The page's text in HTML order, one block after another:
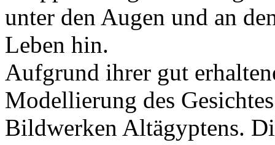
unter den Augen und an
Leben hin.
Aufgrund ihrer gut
Modellierung des
Bildwerken Altägyptens.